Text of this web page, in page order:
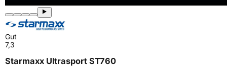
Gut
7,3
Starmaxx Ultrasport ST760